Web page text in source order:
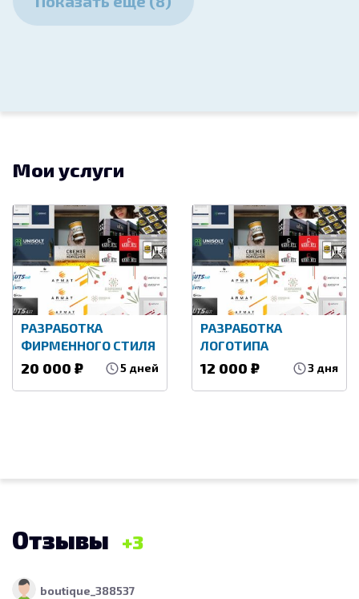
15 000
Разработка нового фирменного
стиля и логотипа для компании
Шельф
20 500
13.09.2018
Разработка логотипа, фирменного знака
Мои услуги
РАЗРАБОТКА
ФИРМЕННОГО СТИЛЯ
20 000 ₽ 5 дней
РАЗРАБОТКА
ЛОГОТИПА
12 000 ₽ 3 дня
Отзывы 3
boutique_388537